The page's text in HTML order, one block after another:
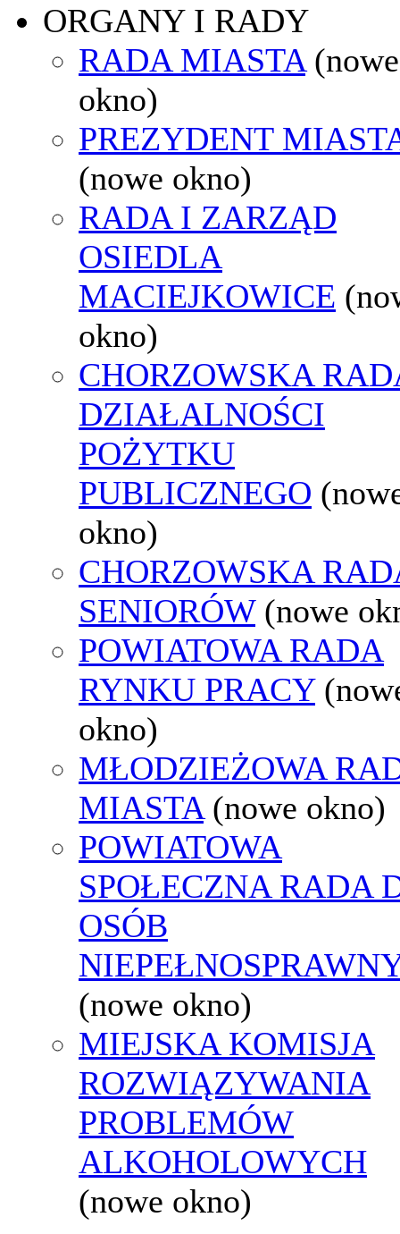
ORGANY I RADY
RADA MIASTA (nowe
okno)
PREZYDENT
(nowe okno)
RADA I ZARZĄD
OSIEDLA
MACIEJKOWICE
okno)
CHORZOWSKA
DZIAŁALNOŚCI
POŻYTKU
PUBLICZNEGO
okno)
CHORZOWSKA
SENIORÓW (nowe
POWIATOWA RADA
RYNKU PRACY
okno)
MŁODZIEŻOWA
MIASTA (nowe okno)
POWIATOWA
SPOŁECZNA RADA
OSÓB
(nowe okno)
MIEJSKA KOMISJA
ROZWIĄZYWANIA
PROBLEMÓW
ALKOHOLOWYCH
(nowe okno)